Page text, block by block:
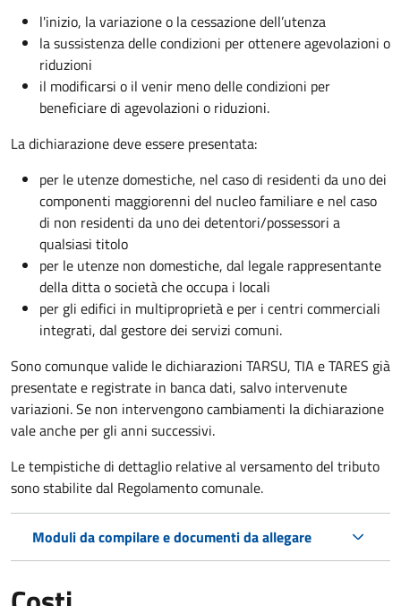
l'inizio, la variazione o la cessazione dell’utenza
la sussistenza delle condizioni per ottenere agevolazioni o
riduzioni
il modificarsi o il venir meno delle condizioni per
beneficiare di agevolazioni o riduzioni.
La dichiarazione deve essere presentata:
per le utenze domestiche, nel caso di residenti da uno dei
componenti maggiorenni del nucleo familiare e nel caso
di non residenti da uno dei detentori/possessori a
qualsiasi titolo
per le utenze non domestiche, dal legale rappresentante
della ditta o società che occupa i locali
per gli edifici in multiproprietà e per i centri commerciali
integrati, dal gestore dei servizi comuni.
Sono comunque valide le dichiarazioni TARSU, TIA e TARES già
presentate e registrate in banca dati, salvo intervenute
variazioni. Se non intervengono cambiamenti la dichiarazione
vale anche per gli anni successivi.
Le tempistiche di dettaglio relative al versamento del tributo
sono stabilite dal Regolamento comunale.
Moduli da compilare e documenti da allegare